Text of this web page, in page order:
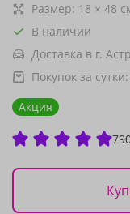
Размер: 18 × 48
В наличии
Доставка в г.
Покупок за сутки:
Акция